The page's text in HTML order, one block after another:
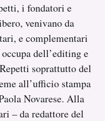
i fondatori e
venivano da
e complementari
dell’editing e
soprattutto del
all’ufficio stampa
Novarese. Alla
– da redattore del